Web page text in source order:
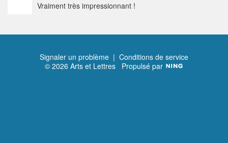
Vraiment très impressionnant !
Signaler un problème | Conditions de service
© 2026 Arts et Lettres Propulsé par